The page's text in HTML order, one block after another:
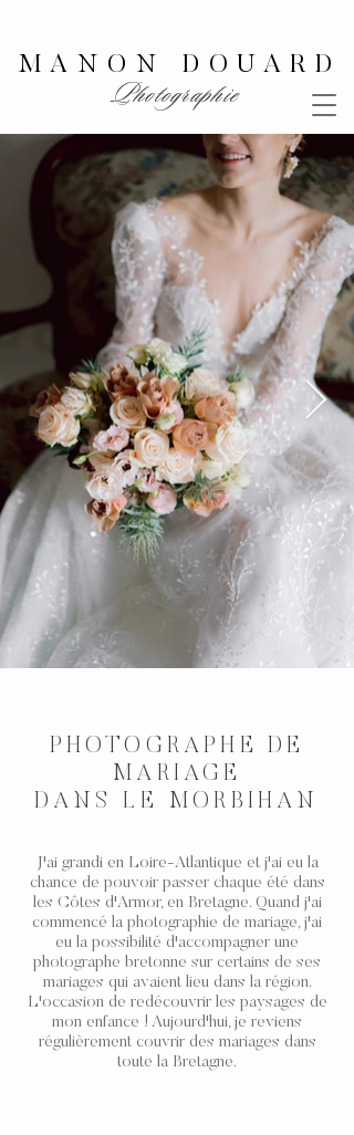
Photographie
MANON DOUARD
PHOTOGRAPHE DE
MARIAGE
DANS LE MORBIHAN
J'ai grandi en Loire-Atlantique et j'ai eu la
chance de pouvoir passer chaque été dans
les Côtes d'Armor, en Bretagne. Quand j'ai
commencé la photographie de mariage, j'ai
eu la possibilité d'accompagner une
photographe bretonne sur certains de ses
mariages qui avaient lieu dans la région.
L'occasion de redécouvrir les paysages de
mon enfance ! Aujourd'hui, je reviens
régulièrement couvrir des mariages dans
toute la Bretagne.